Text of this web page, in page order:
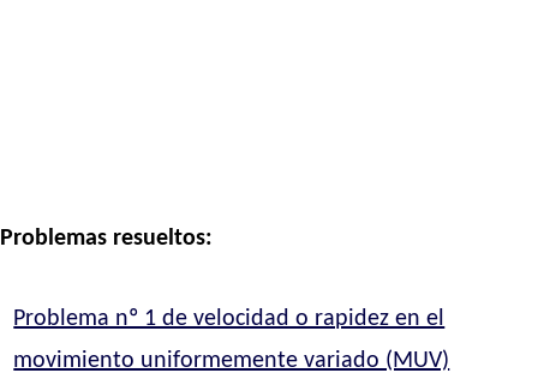
Problemas resueltos:
Problema nº 1 de velocidad o rapidez en el
movimiento uniformemente variado (MUV)